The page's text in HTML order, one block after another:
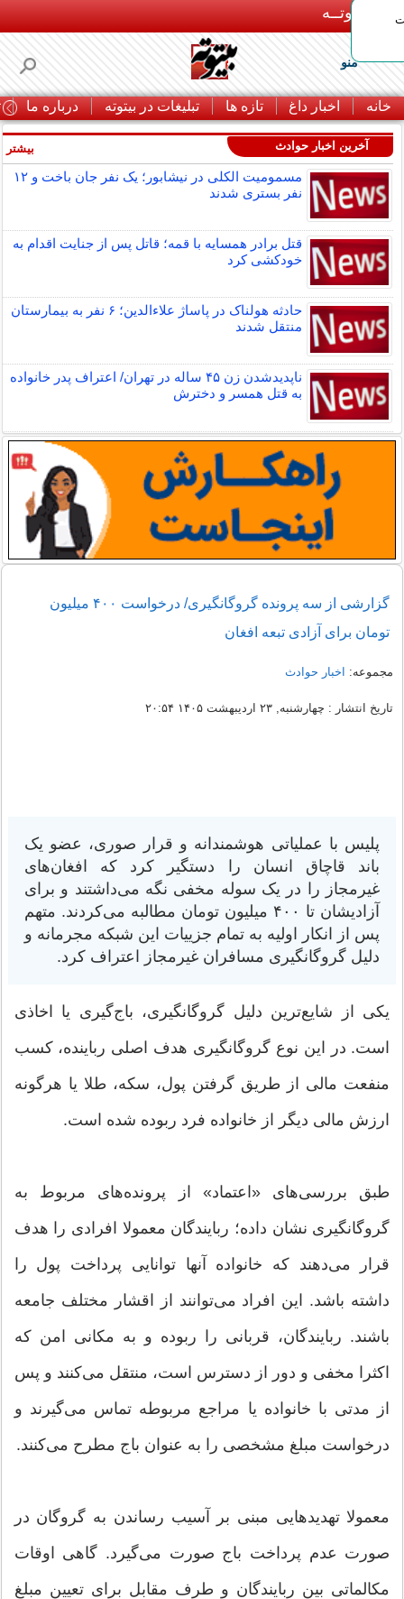
بـیتوتــه
منو
خانه اخبار داغ تازه ها تبلیغات در بیتوته درباره ما
آخرین اخبار حوادث
مسمومیت الکلی در نیشابور؛ یک نفر جان باخت و ۱۲
نفر بستری شدند
قتل برادر همسایه با قمه؛ قاتل پس از جنایت اقدام به
خودکشی کرد
حادثه هولناک در پاساژ علاءالدین؛ ۶ نفر به بیمارستان
منتقل شدند
ناپدیدشدن زن ۴۵ ساله در تهران/ اعتراف پدر خانواده
به قتل همسر و دخترش
بیشتر
گزارشی از سه پرونده گروگانگیری/ درخواست ۴۰۰ میلیون
تومان برای آزادی تبعه افغان
مجموعه: اخبار حوادث
تاریخ انتشار : چهارشنبه, ۲۳ اردیبهشت ۱۴۰۵ ۲۰:۵۴
پلیس با عملیاتی هوشمندانه و قرار صوری، عضو یک
باند قاچاق انسان را دستگیر کرد که افغان‌های
غیرمجاز را در یک سوله مخفی نگه می‌داشتند و برای
آزادیشان تا ۴۰۰ میلیون تومان مطالبه می‌کردند. متهم
پس از انکار اولیه به تمام جزییات این شبکه مجرمانه و
دلیل گروگانگیری مسافران غیرمجاز اعتراف کرد.
یکی از شایع‌ترین دلیل گروگانگیری، باج‌گیری یا اخاذی
است. در این نوع گروگانگیری هدف اصلی رباینده، کسب
منفعت مالی از طریق گرفتن پول، سکه، طلا یا هرگونه
ارزش مالی دیگر از خانواده فرد ربوده شده است.
طبق بررسی‌های «اعتماد» از پرونده‌های مربوط به
گروگانگیری نشان داده؛ ربایندگان معمولا افرادی را هدف
قرار می‌دهند که خانواده آنها توانایی پرداخت پول را
داشته باشد. این افراد می‌توانند از اقشار مختلف جامعه
باشند. ربایندگان، قربانی را ربوده و به مکانی امن که
اکثرا مخفی و دور از دسترس است، منتقل می‌کنند و پس
از مدتی با خانواده یا مراجع مربوطه تماس می‌گیرند و
درخواست مبلغ مشخصی را به عنوان باج مطرح می‌کنند.
معمولا تهدیدهایی مبنی بر آسیب رساندن به گروگان در
صورت عدم پرداخت باج صورت می‌گیرد. گاهی اوقات
مکالماتی بین ربایندگان و طرف مقابل برای تعیین مبلغ